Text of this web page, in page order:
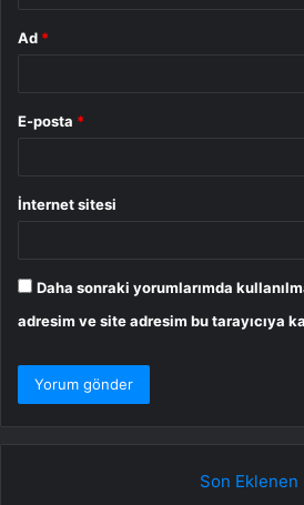
Ad *
E-posta *
İnternet sitesi
Daha sonraki yorumlarımda
adresim ve site adresim bu tarayıcıya
Son Eklenen